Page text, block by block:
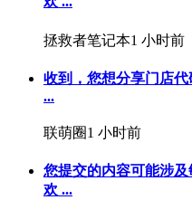
拯救者笔记本1 小时前
收到，您想分享门店代
...
联萌圈1 小时前
您提交的内容可能涉及
欢 ...